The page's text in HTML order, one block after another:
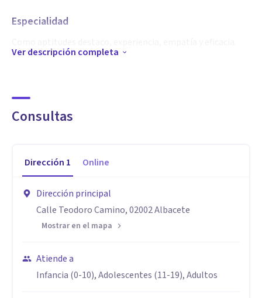
Especialidad
TOC ó los trastornos de ansiedad en el área clínica, así
educativa y escolar.
También soy especialista en trastornos de la conducta.
Ver descripción completa
Consultas
Dirección 1 Online
Dirección principal
Calle Teodoro Camino, 02002 Albacete
Mostrar en el mapa
Atiende a
Infancia (0-10), Adolescentes (11-19), Adultos